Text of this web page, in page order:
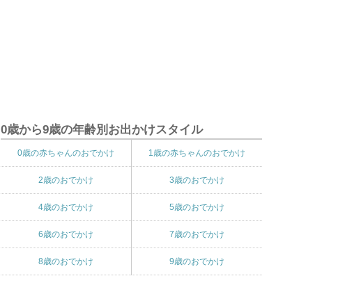
0歳から9歳の年齢別お出かけスタイル
0歳の赤ちゃんのおでかけ 1歳の赤ちゃんのおでかけ
2歳のおでかけ 3歳のおでかけ
4歳のおでかけ 5歳のおでかけ
6歳のおでかけ 7歳のおでかけ
8歳のおでかけ 9歳のおでかけ